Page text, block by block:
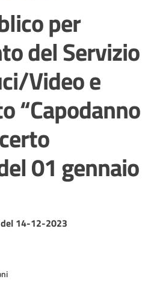
per
del Servizio
Video e
“Capodanno
01 gennaio
14-12-2023